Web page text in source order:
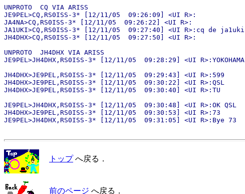
UNPROTO  CQ VIA ARISS
JE9PEL>CQ,RS0ISS-3* [12/11/05  09:26:09] <UI R>:
JA4NA>CQ,RS0ISS-3* [12/11/05  09:26:22] <UI R>:
JA1UKI>CQ,RS0ISS-3* [12/11/05  09:27:40] <UI R>:cq de ja1uki
JH4DHX>CQ,RS0ISS-3* [12/11/05  09:27:50] <UI R>:
UNPROTO  JH4DHX VIA ARISS
JE9PEL>JH4DHX,RS0ISS-3* [12/11/05  09:28:29] <UI R>:YOKOHAMA
JH4DHX>JE9PEL,RS0ISS-3* [12/11/05  09:29:43] <UI R>:599
JH4DHX>JE9PEL,RS0ISS-3* [12/11/05  09:30:22] <UI R>:QSL
JH4DHX>JE9PEL,RS0ISS-3* [12/11/05  09:30:40] <UI R>:TU
JE9PEL>JH4DHX,RS0ISS-3* [12/11/05  09:30:48] <UI R>:OK QSL
JH4DHX>JE9PEL,RS0ISS-3* [12/11/05  09:30:53] <UI R>:73
トップへ戻る．
前のページ へ戻る．